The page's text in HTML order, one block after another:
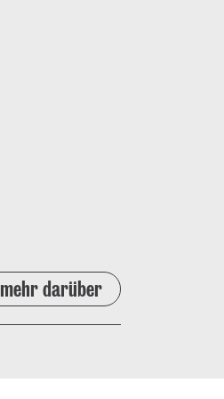
mehr darüber